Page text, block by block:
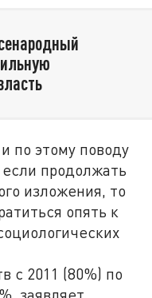
по этому поводу
продолжать
изложения, то
опять к
с 2011 (80%) по
заявляет